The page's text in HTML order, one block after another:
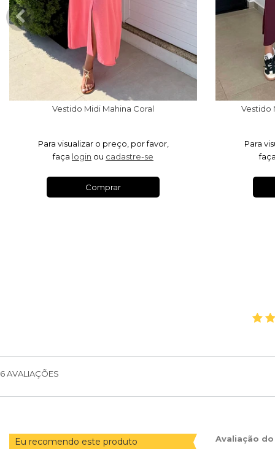
Vestido Midi Mahina Coral
Para visualizar o preço, por favor,
faça login ou cadastre-se
Comprar
Vestido
Para
6AVALIAÇÕES
Eu recomendo este produto Avaliação